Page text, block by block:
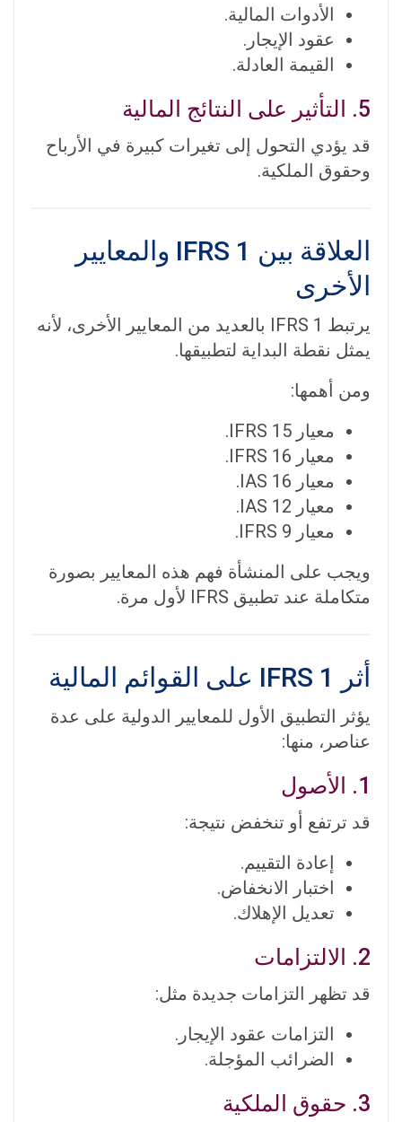
الأدوات المالية.
عقود الإيجار.
القيمة العادلة.
5. التأثير على النتائج المالية
قد يؤدي التحول إلى تغيرات كبيرة في الأرباح
وحقوق الملكية.
العلاقة بين IFRS 1 والمعايير
الأخرى
يرتبط IFRS 1 بالعديد من المعايير الأخرى، لأنه
يمثل نقطة البداية لتطبيقها.
ومن أهمها:
معيار IFRS 15
.
معيار IFRS 16
.
معيار IAS 16
.
معيار IAS 12
.
معيار IFRS 9
.
ويجب على المنشأة فهم هذه المعايير بصورة
متكاملة عند تطبيق IFRS لأول مرة.
أثر IFRS 1 على القوائم المالية
يؤثر التطبيق الأول للمعايير الدولية على عدة
عناصر، منها:
1. الأصول
قد ترتفع أو تنخفض نتيجة:
إعادة التقييم.
اختبار الانخفاض.
تعديل الإهلاك.
2. الالتزامات
قد تظهر التزامات جديدة مثل:
التزامات عقود الإيجار.
الضرائب المؤجلة.
3. حقوق الملكية